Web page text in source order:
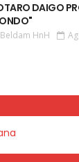
DAIGO
Beldam HnH